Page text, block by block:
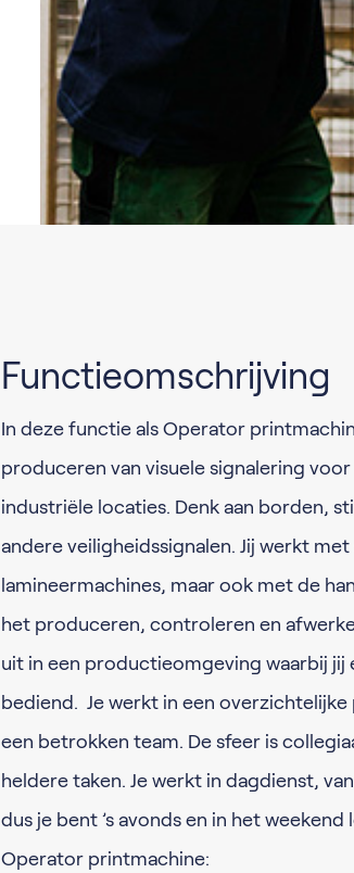
Functieomschrijving
In deze functie als Operator
produceren van visuele signalering
industriële locaties. Denk aan borden,
andere veiligheidssignalen. Jij werkt
lamineermachines, maar ook met de
het produceren, controleren en
uit in een productieomgeving waarbij
bediend. Je werkt in een
een betrokken team. De sfeer is
heldere taken. Je werkt in dagdienst,
dus je bent ’s avonds en in het
Operator printmachine: